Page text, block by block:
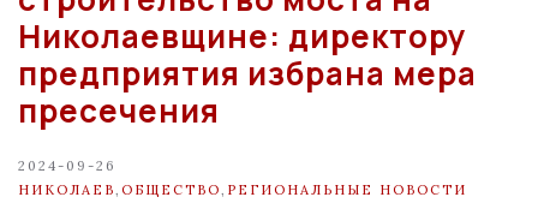
Николаевщине: директору
предприятия избрана мера
пресечения
2024-09-26
НИКОЛАЕВ ОБЩЕСТВО РЕГИОНАЛЬНЫЕ НОВОСТИ